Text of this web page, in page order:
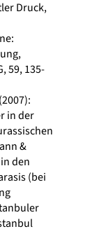
Druck,
59, 135-
in der
&
den
(bei